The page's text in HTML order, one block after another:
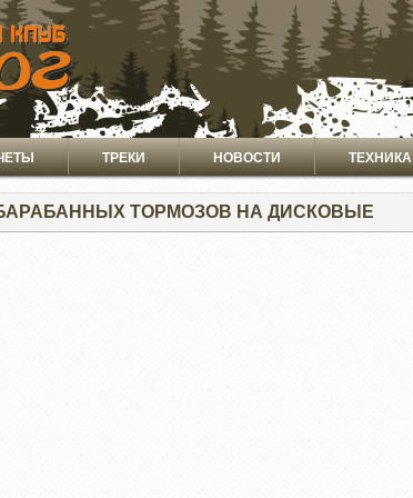
ТРЕКИ НОВОСТИ ТЕХНИКА
ТОРМОЗОВ НА ДИСКОВЫЕ